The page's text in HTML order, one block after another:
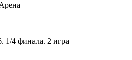
1/4 финала. 2 игра